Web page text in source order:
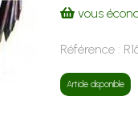
vous
Référence :
Article disponible